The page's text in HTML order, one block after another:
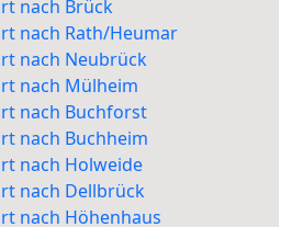
nach Brück
nach Rath/Heumar
nach Neubrück
nach Mülheim
nach Buchforst
nach Buchheim
nach Holweide
nach Dellbrück
nach Höhenhaus